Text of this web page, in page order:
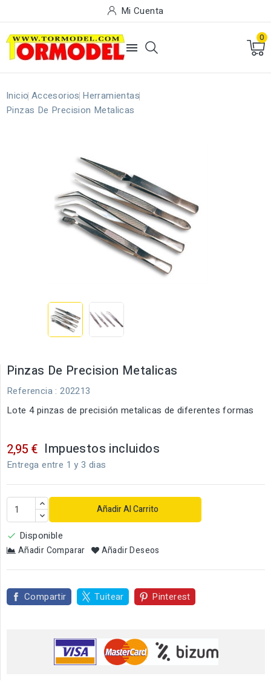
Mi Cuenta

0
Inicio Accesorios Herramientas
Pinzas De Precision Metalicas
Pinzas De Precision Metalicas
Referencia : 202213
Lote 4 pinzas de precisión metalicas de diferentes formas
2,95 € Impuestos incluidos
Entrega entre 1 y 3 dias
Añadir Al Carrito
 Disponible
Añadir Comparar Añadir Deseos
Compartir Tuitear Pinterest